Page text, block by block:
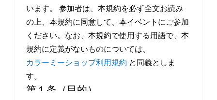
います。 参加者は、本規約を必ず全文お読み
の上、本規約に同意して、本イベントにご参加
ください。なお、本規約で使用する用語で、本
規約に定義がないものについては、
カラーミーショップ利用規約 と同義としま
す。
第１条（目的）